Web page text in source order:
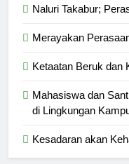
Naluri Takabur;
Merayakan
Ketaatan Beruk dan
Mahasiswa dan
di Lingkungan
Kesadaran akan